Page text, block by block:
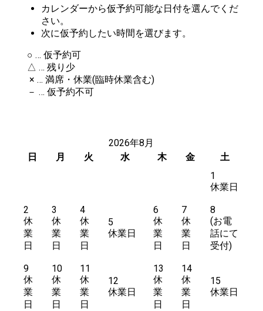
カレンダーから仮予約可能な日付を選んでくだ
さい。
次に仮予約したい時間を選びます。
○ … 仮予約可
△ … 残り少
× … 満席・休業(臨時休業含む)
－ … 仮予約不可
2026年8月
日
月 火 水 木 金
土
1
休業日
2
休
業
日
3
休
業
日
4
休
業
日
5
休業日
6
休
業
日
7
休
業
日
8
9
休
業
日
10
休
業
日
11
休
業
日
12
休業日
13
休
業
日
14
休
業
日
15
休業日